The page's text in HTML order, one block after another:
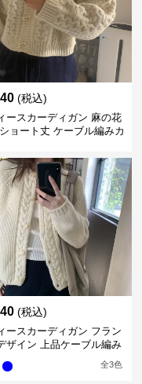
(税込)
ースカーディガン 麻の花
ョート丈 ケーブル編みカ
(税込)
ースカーディガン フラン
ザイン 上品ケーブル編み
ト丈 ニットカーディガン
全3色